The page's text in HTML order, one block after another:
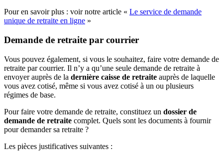
Pour en savoir plus : voir notre article « Le service de demande
unique de retraite en ligne »
Demande de retraite par courrier
Vous pouvez également, si vous le souhaitez, faire votre demande de
retraite par courrier. Il n’y a qu’une seule demande de retraite à
envoyer auprès de la dernière caisse de retraite auprès de laquelle
vous avez cotisé, même si vous avez cotisé à un ou plusieurs
régimes de base.
Pour faire votre demande de retraite, constituez un dossier de
demande de retraite complet. Quels sont les documents à fournir
pour demander sa retraite ?
Les pièces justificatives suivantes :